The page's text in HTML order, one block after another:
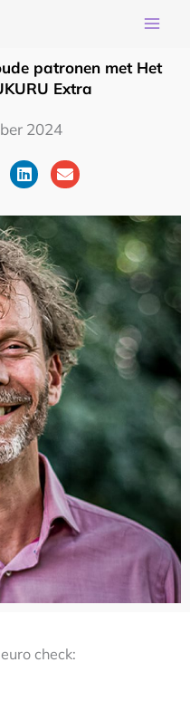
patronen met Het
Extra
2024
check: